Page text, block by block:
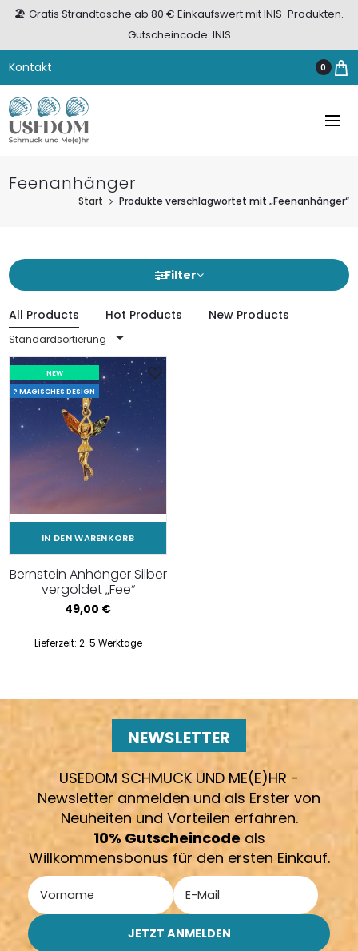
🏖️ Gratis Strandtasche ab 80 € Einkaufswert mit INIS-Produkten.
Gutscheincode: INIS
Kontakt 0
Feenanhänger
Start Produkte verschlagwortet mit „Feenanhänger“
Filter
All Products Hot Products New Products
Standardsortierung
NEW
? MAGISCHES DESIGN
IN DEN WARENKORB
Bernstein Anhänger Silber
vergoldet „Fee“
49,00 €
Lieferzeit: 2-5 Werktage
NEWSLETTER
USEDOM SCHMUCK UND ME(E)HR -
Newsletter anmelden und als Erster von
Neuheiten und Vorteilen erfahren.
10% Gutscheincodeals
Willkommensbonus für den ersten Einkauf.